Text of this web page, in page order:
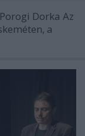
Dorka Az
a